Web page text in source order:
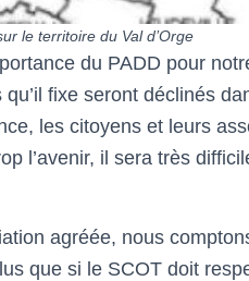
le territoire du Val d’Orge
du PADD pour
qu’il fixe seront déclinés
les citoyens et leurs
l’avenir, il sera très
agréée, nous
que si le SCOT doit